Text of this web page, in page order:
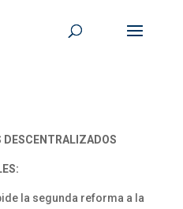
DESCENTRALIZADOS
la segunda reforma a la